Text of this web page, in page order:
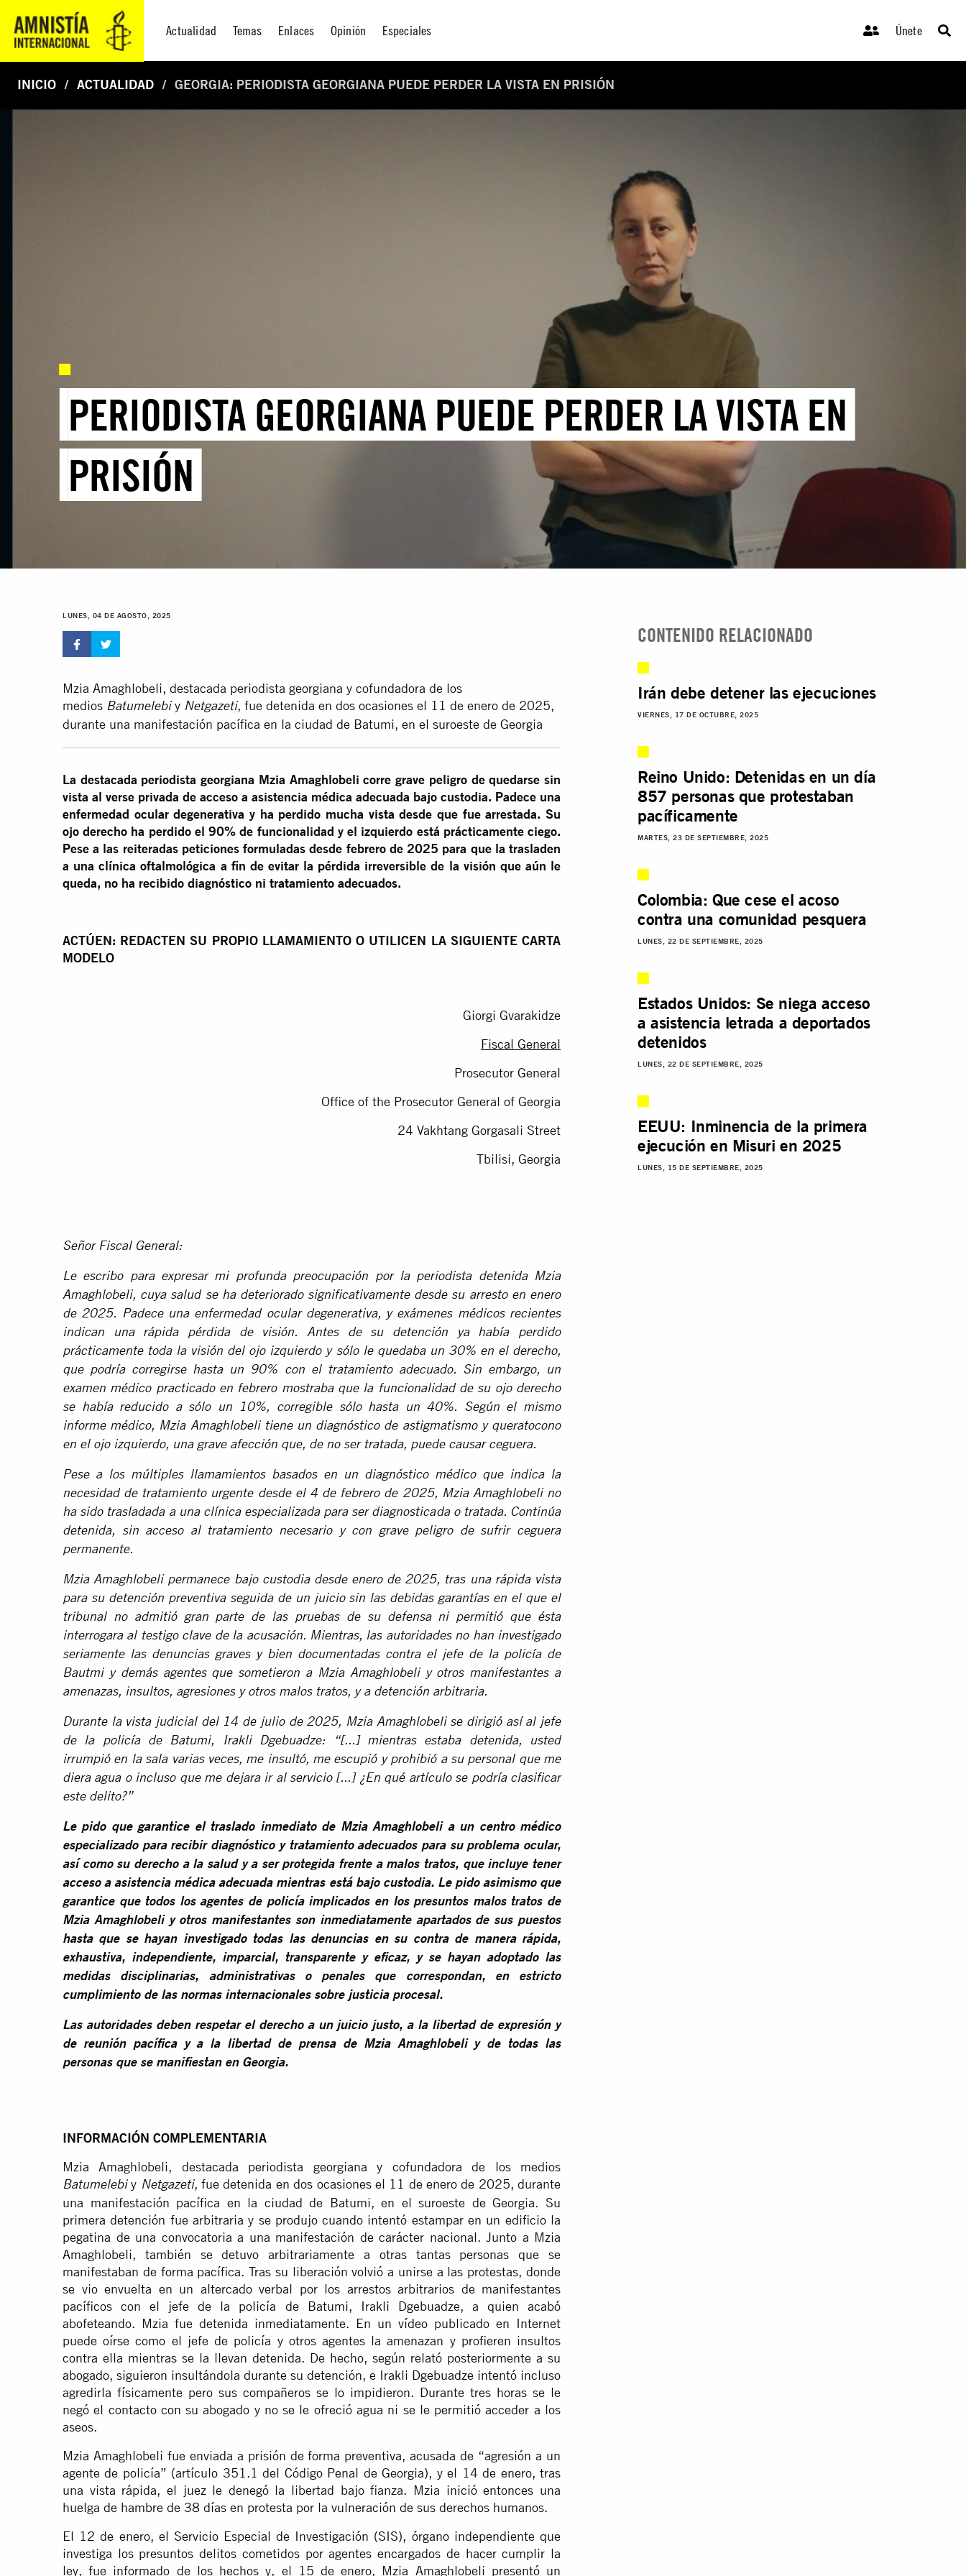
Actualidad Temas Enlaces Opinión Especiales Únete
INICIO ACTUALIDAD GEORGIA: PERIODISTA GEORGIANA PUEDE PERDER LA VISTA EN PRISIÓN
PERIODISTA GEORGIANA PUEDE PERDER LA VISTA EN
PRISIÓN
LUNES, 04 DE AGOSTO, 2025
Mzia Amaghlobeli, destacada periodista georgiana y cofundadora de los
medios Batumelebiy Netgazeti, fue detenida en dos ocasiones el 11 de enero de 2025,
durante una manifestación pacífica en la ciudad de Batumi, en el suroeste de Georgia
La destacada periodista georgiana Mzia Amaghlobeli corre grave peligro de quedarse sin
vista al verse privada de acceso a asistencia médica adecuada bajo custodia. Padece una
enfermedad ocular degenerativa y ha perdido mucha vista desde que fue arrestada. Su
ojo derecho ha perdido el 90% de funcionalidad y el izquierdo está prácticamente ciego.
Pese a las reiteradas peticiones formuladas desde febrero de 2025 para que la trasladen
a una clínica oftalmológica a fin de evitar la pérdida irreversible de la visión que aún le
queda, no ha recibido diagnóstico ni tratamiento adecuados.
ACTÚEN: REDACTEN SU PROPIO LLAMAMIENTO O UTILICEN LA SIGUIENTE CARTA
MODELO
Giorgi Gvarakidze
Fiscal General
Prosecutor General
Office of the Prosecutor General of Georgia
24 Vakhtang Gorgasali Street
Tbilisi, Georgia
Señor Fiscal General:
Le escribo para expresar mi profunda preocupación por la periodista detenida Mzia
Amaghlobeli, cuya salud se ha deteriorado significativamente desde su arresto en enero
de 2025. Padece una enfermedad ocular degenerativa, y exámenes médicos recientes
indican una rápida pérdida de visión. Antes de su detención ya había perdido
prácticamente toda la visión del ojo izquierdo y sólo le quedaba un 30% en el derecho,
que podría corregirse hasta un 90% con el tratamiento adecuado. Sin embargo, un
examen médico practicado en febrero mostraba que la funcionalidad de su ojo derecho
se había reducido a sólo un 10%, corregible sólo hasta un 40%. Según el mismo
informe médico, Mzia Amaghlobeli tiene un diagnóstico de astigmatismo y queratocono
en el ojo izquierdo, una grave afección que, de no ser tratada, puede causar ceguera.
Pese a los múltiples llamamientos basados en un diagnóstico médico que indica la
necesidad de tratamiento urgente desde el 4 de febrero de 2025, Mzia Amaghlobeli no
ha sido trasladada a una clínica especializada para ser diagnosticada o tratada. Continúa
detenida, sin acceso al tratamiento necesario y con grave peligro de sufrir ceguera
permanente.
Mzia Amaghlobeli permanece bajo custodia desde enero de 2025, tras una rápida vista
para su detención preventiva seguida de un juicio sin las debidas garantías en el que el
tribunal no admitió gran parte de las pruebas de su defensa ni permitió que ésta
interrogara al testigo clave de la acusación. Mientras, las autoridades no han investigado
seriamente las denuncias graves y bien documentadas contra el jefe de la policía de
Bautmi y demás agentes que sometieron a Mzia Amaghlobeli y otros manifestantes a
amenazas, insultos, agresiones y otros malos tratos, y a detención arbitraria.
Durante la vista judicial del 14 de julio de 2025, Mzia Amaghlobeli se dirigió así al jefe
de la policía de Batumi, Irakli Dgebuadze: “[...] mientras estaba detenida, usted
irrumpió en la sala varias veces, me insultó, me escupió y prohibió a su personal que me
diera agua o incluso que me dejara ir al servicio [...] ¿En qué artículo se podría clasificar
este delito?”
Le pido que garantice el traslado inmediato de Mzia Amaghlobeli a un centro médico
especializado para recibir diagnóstico y tratamiento adecuados para su problema ocular,
así como su derecho a la salud y a ser protegida frente a malos tratos, que incluye tener
acceso a asistencia médica adecuada mientras está bajo custodia. Le pido asimismo que
garantice que todos los agentes de policía implicados en los presuntos malos tratos de
Mzia Amaghlobeli y otros manifestantes son inmediatamente apartados de sus puestos
hasta que se hayan investigado todas las denuncias en su contra de manera rápida,
exhaustiva, independiente, imparcial, transparente y eficaz, y se hayan adoptado las
medidas disciplinarias, administrativas o penales que correspondan, en estricto
cumplimiento de las normas internacionales sobre justicia procesal.
Las autoridades deben respetar el derecho a un juicio justo, a la libertad de expresión y
de reunión pacífica y a la libertad de prensa de Mzia Amaghlobeli y de todas las
personas que se manifiestan en Georgia.
INFORMACIÓN COMPLEMENTARIA
Mzia Amaghlobeli, destacada periodista georgiana y cofundadora de los medios
Batumelebiy Netgazeti, fue detenida en dos ocasiones el 11 de enero de 2025, durante
una manifestación pacífica en la ciudad de Batumi, en el suroeste de Georgia. Su
primera detención fue arbitraria y se produjo cuando intentó estampar en un edificio la
pegatina de una convocatoria a una manifestación de carácter nacional. Junto a Mzia
Amaghlobeli, también se detuvo arbitrariamente a otras tantas personas que se
manifestaban de forma pacífica. Tras su liberación volvió a unirse a las protestas, donde
se vio envuelta en un altercado verbal por los arrestos arbitrarios de manifestantes
pacíficos con el jefe de la policía de Batumi, Irakli Dgebuadze, a quien acabó
abofeteando. Mzia fue detenida inmediatamente. En un vídeo publicado en Internet
puede oírse como el jefe de policía y otros agentes la amenazan y profieren insultos
contra ella mientras se la llevan detenida. De hecho, según relató posteriormente a su
abogado, siguieron insultándola durante su detención, e Irakli Dgebuadze intentó incluso
agredirla físicamente pero sus compañeros se lo impidieron. Durante tres horas se le
negó el contacto con su abogado y no se le ofreció agua ni se le permitió acceder a los
aseos.
Mzia Amaghlobeli fue enviada a prisión de forma preventiva, acusada de “agresión a un
agente de policía” (artículo 351.1 del Código Penal de Georgia), y el 14 de enero, tras
una vista rápida, el juez le denegó la libertad bajo fianza. Mzia inició entonces una
huelga de hambre de 38 días en protesta por la vulneración de sus derechos humanos.
El 12 de enero, el Servicio Especial de Investigación (SIS), órgano independiente que
investiga los presuntos delitos cometidos por agentes encargados de hacer cumplir la
ley, fue informado de los hechos y, el 15 de enero, Mzia Amaghlobeli presentó un
CONTENIDO RELACIONADO
Irán debe detener las ejecuciones
VIERNES, 17 DE OCTUBRE, 2025
Reino Unido: Detenidas en un día
857 personas que protestaban
pacíficamente
MARTES, 23 DE SEPTIEMBRE, 2025
Colombia: Que cese el acoso
contra una comunidad pesquera
LUNES, 22 DE SEPTIEMBRE, 2025
Estados Unidos: Se niega acceso
a asistencia letrada a deportados
detenidos
LUNES, 22 DE SEPTIEMBRE, 2025
EEUU: Inminencia de la primera
ejecución en Misuri en 2025
LUNES, 15 DE SEPTIEMBRE, 2025